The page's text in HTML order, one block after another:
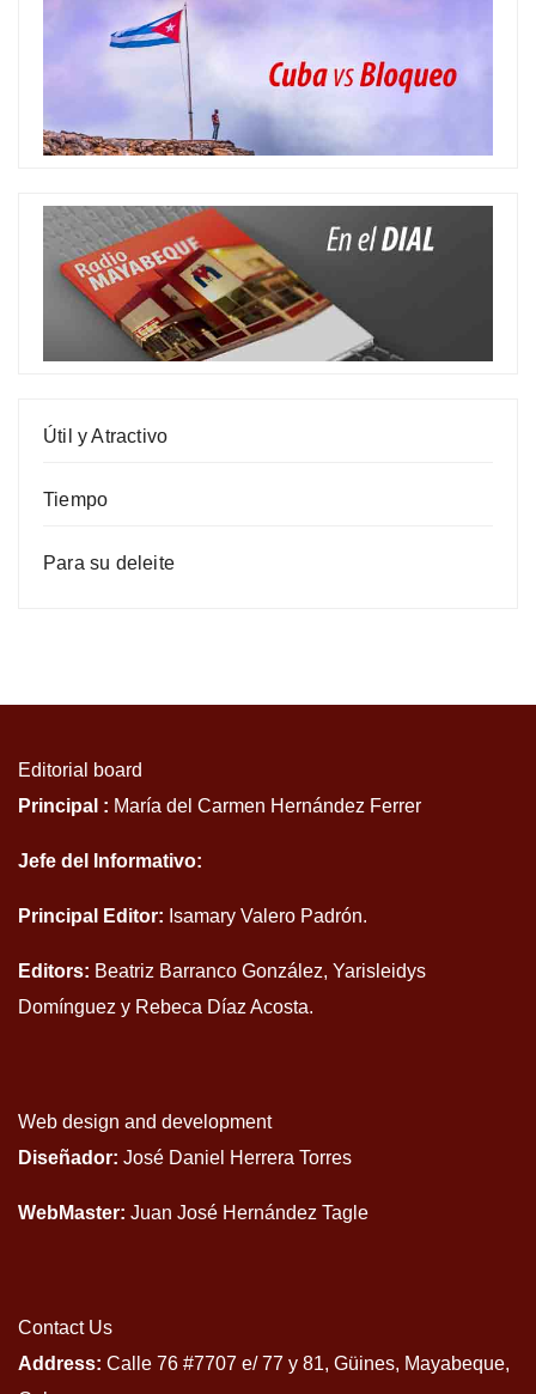
Útil y Atractivo
Tiempo
Para su deleite
Editorial board
Principal : María del Carmen Hernández Ferrer
Jefe del Informativo:
Principal Editor: Isamary Valero Padrón.
Editors: Beatriz Barranco González, Yarisleidys
Domínguez y Rebeca Díaz Acosta.
Web design and development
Diseñador: José Daniel Herrera Torres
WebMaster: Juan José Hernández Tagle
Contact Us
Address: Calle 76 #7707 e/ 77 y 81, Güines, Mayabeque,